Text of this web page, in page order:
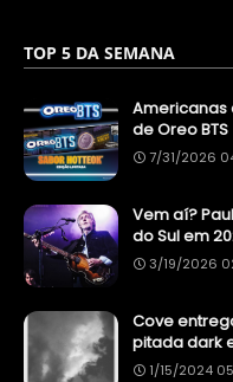
TOP 5 DA SEMANA
de Oreo BTS
7/31/2026
Vem aí?
do Sul em
3/19/2026
Cove
pitada dark
1/15/2024